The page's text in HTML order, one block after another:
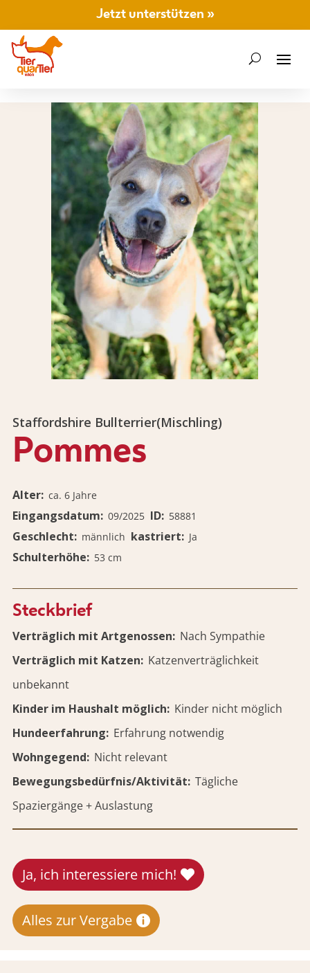
Jetzt unterstützen »
Staffordshire Bullterrier(Mischling)
Pommes
Alter ca. 6 Jahre
Eingangsdatum 09/2025 ID 58881
Geschlecht männlich kastriert Ja
Schulterhöhe 53 cm
Steckbrief
Verträglich mit Artgenossen Nach Sympathie
Verträglich mit Katzen Katzenverträglichkeit
unbekannt
Kinder im Haushalt möglich Kinder nicht möglich
Hundeerfahrung Erfahrung notwendig
Wohngegend Nicht relevant
Bewegungsbedürfnis/Aktivität Tägliche
Spaziergänge + Auslastung
Ja, ich interessiere mich!
Alles zur Vergabe